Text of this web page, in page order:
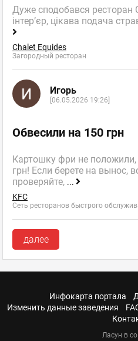
Дуже сподобався ресторан
інтер’єр, цікава подача
Chalet Equides
Загородный ресторан
Игорь
[06.05.2026 19:26]
Обвесили на 150 грн
Картошку фри не
грн! Если берете на вынос,
проверяйте, ...
KFC
Сеть ресторанов быстрого
далее
Инфокарта портала
Изменить данные заведения
Ласун в